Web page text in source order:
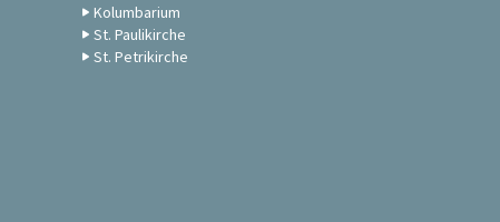
Kolumbarium
St. Paulikirche
St. Petrikirche